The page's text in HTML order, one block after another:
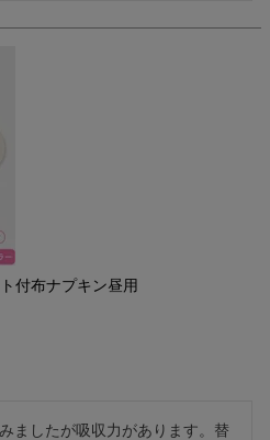
付布ナプキン昼用
ましたが吸収力があります。替